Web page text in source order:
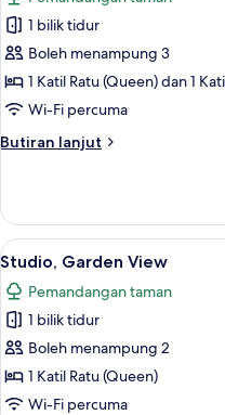
untuk
Villa,
Garden
View
1 bilik tidur
Boleh menampung 3
1 Katil Ratu (Queen) dan 1
Wi-Fi percuma
Butiran lanjut
Butiran
Garden
View
Lihat
semua
foto
untuk
Studio,
Garden
View
5
Studio, Garden View
Pemandangan taman
1 bilik tidur
Boleh menampung 2
1 Katil Ratu (Queen)
Wi-Fi percuma